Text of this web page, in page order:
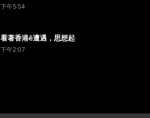
下午5:54
看著香港ê遭遇，思想起
下午2:07